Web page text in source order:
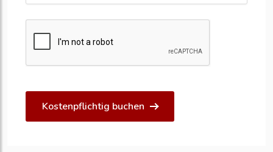
Kostenpflichtig buchen